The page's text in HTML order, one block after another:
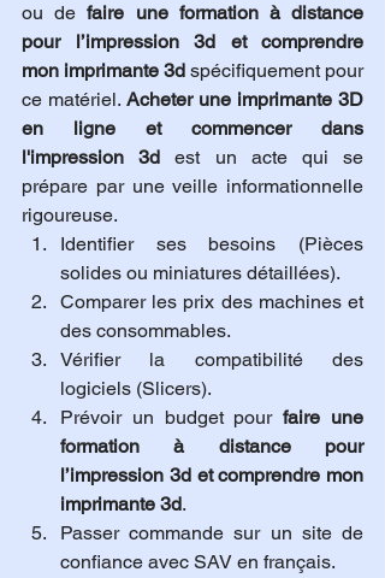
ou de faire une formation à distance
pour l’impression 3d et comprendre
mon imprimante 3d spécifiquement pour
ce matériel. Acheter une imprimante 3D
en ligne et commencer dans
l'impression 3d est un acte qui se
prépare par une veille informationnelle
rigoureuse.
Identifier ses besoins (Pièces
solides ou miniatures détaillées).
Comparer les prix des machines et
des consommables.
Vérifier la compatibilité des
logiciels (Slicers).
Prévoir un budget pour faire une
formation à distance pour
l’impression 3d et comprendre mon
imprimante 3d.
Passer commande sur un site de
confiance avec SAV en français.